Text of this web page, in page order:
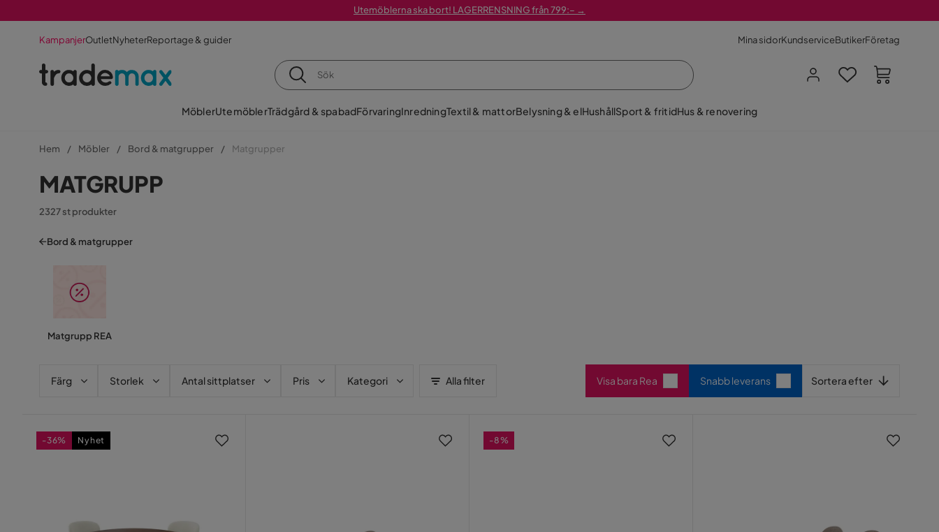
Utemöblerna ska bort! LAGERRENSNING från 799:– →
KampanjerOutletNyheterReportage & guider Mina sidorKundserviceButikerFöretag
MöblerUtemöblerTrädgård & spabadFörvaringInredningTextil & mattorBelysning & elHushållSport & fritidHus & renovering
Hem Möbler Bord & matgrupper Matgrupper
MATGRUPP
2327 st produkter
Bord & matgrupper
Matgrupp REA
Färg Storlek Antal sittplatser Pris Kategori Alla filter Visa bara Rea Snabb leverans Sortera efter
-36% Nyhet -8%